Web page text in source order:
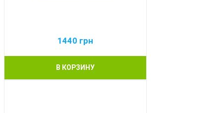
1440 грн
В КОРЗИНУ